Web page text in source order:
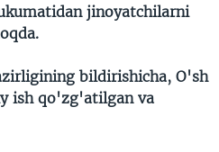
jinoyatchilarni
bildirishicha, O'sh
ish qo'zg'atilgan va